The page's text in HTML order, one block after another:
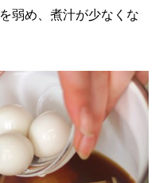
弱め、煮汁が少なくな